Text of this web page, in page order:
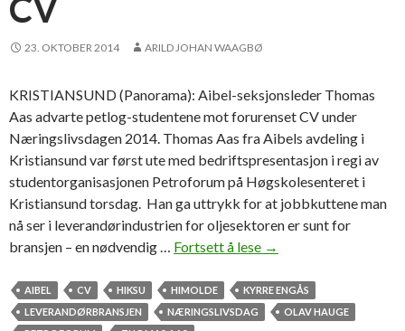
o
b
i
n
N
o
r
a
y
CV
23. OKTOBER 2014 ARILD JOHAN WAAGBØ
KRISTIANSUND (Panorama): Aibel-seksjonsleder Thomas
Aas advarte petlog-studentene mot forurenset CV under
Næringslivsdagen 2014. Thomas Aas fra Aibels avdeling i
Kristiansund var først ute med bedriftspresentasjon i regi av
studentorganisasjonen Petroforum på Høgskolesenteret i
Kristiansund torsdag. Han ga uttrykk for at jobbkuttene man
nå ser i leverandørindustrien for oljesektoren er sunt for
bransjen – en nødvendig … Fortsett å lese A
v
a
→
AIBEL CV HIKSU HIMOLDE
KYRRE ENGÅS
LEVERANDØRBRANSJEN
NÆRINGSLIVSDAG
OLAV HAUGE